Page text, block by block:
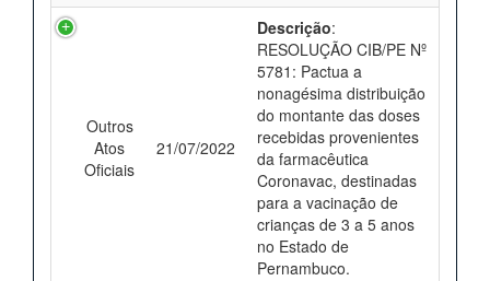
Outros
Atos
Oficiais
21/07/2022
Descrição:
RESOLUÇÃO CIB/PE Nº
5781: Pactua a
nonagésima distribuição
do montante das doses
recebidas provenientes
da farmacêutica
Coronavac, destinadas
para a vacinação de
crianças de 3 a 5 anos
no Estado de
Pernambuco.